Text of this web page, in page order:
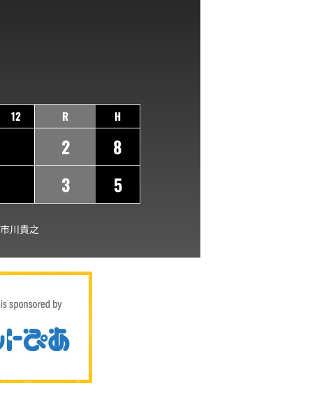
12 R H
2
8
3
5
市川貴之